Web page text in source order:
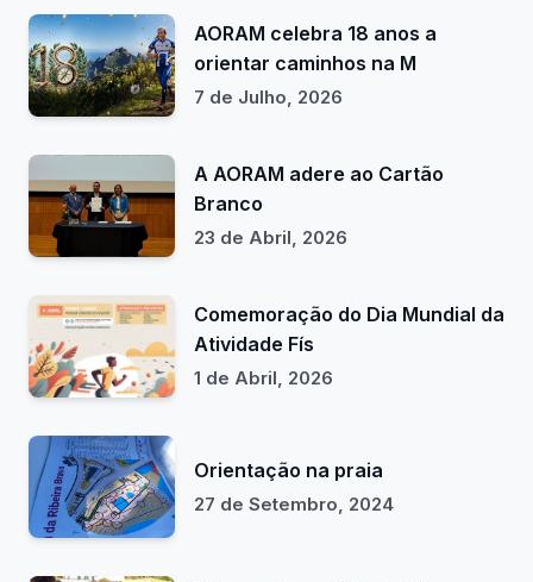
AORAM celebra 18 anos a
orientar caminhos na M
7 de Julho, 2026
A AORAM adere ao Cartão
Branco
23 de Abril, 2026
Comemoração do Dia Mundial da
Atividade Fís
1 de Abril, 2026
Orientação na praia
27 de Setembro, 2024